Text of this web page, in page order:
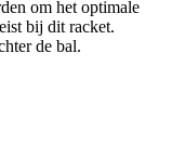
om het optimale
bij dit racket.
de bal.